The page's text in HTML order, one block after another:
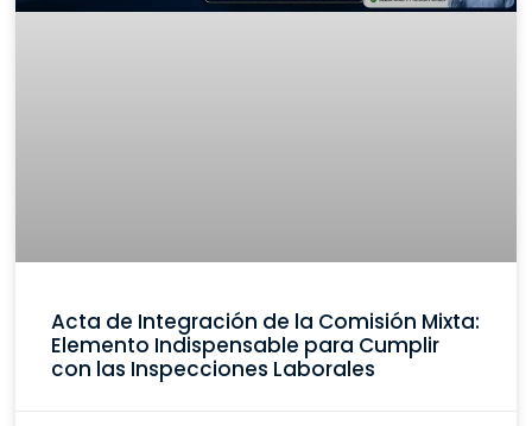
Acta de Integración de la Comisión Mixta:
Elemento Indispensable para Cumplir
con las Inspecciones Laborales